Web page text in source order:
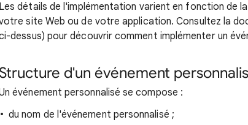
Les détails de l'implémentation varient en fonction de
site Web ou de votre application. Consultez la
dessus) pour découvrir comment implémenter un
Structure d'un événement
événement personnalisé se compose :
du nom de l'événement personnalisé ;